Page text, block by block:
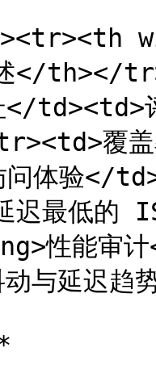
</th></
td><td>
覆盖
问体验</
迟最低的
性能审
与延迟